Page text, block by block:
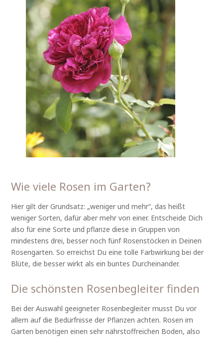
Wie viele Rosen im Garten?
Hier gilt der Grundsatz: „weniger und mehr“, das heißt
weniger Sorten, dafür aber mehr von einer. Entscheide Dich
also für eine Sorte und pflanze diese in Gruppen von
mindestens drei, besser noch fünf Rosenstöcken in Deinen
Rosengarten. So erreichst Du eine tolle Farbwirkung bei der
Blüte, die besser wirkt als ein buntes Durcheinander.
Die schönsten Rosenbegleiter finden
Bei der Auswahl geeigneter Rosenbegleiter musst Du vor
allem auf die Bedürfnisse der Pflanzen achten. Rosen im
Garten benötigen einen sehr nährstoffreichen Boden, also